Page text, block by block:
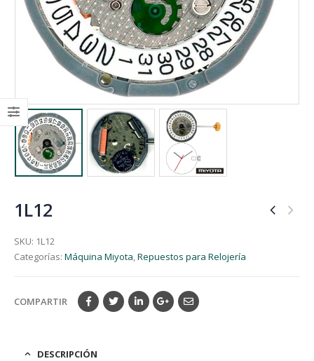
1L12
SKU: 1L12
Categorías: Máquina Miyota,Repuestos para Relojería
COMPARTIR
DESCRIPCIÓN